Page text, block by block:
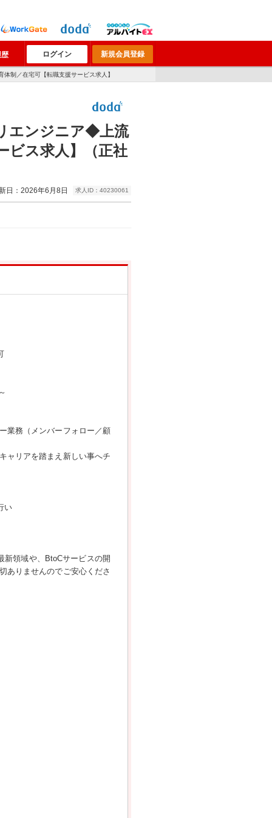
歴 ログイン 新規会員登録
制／在宅可【転職支援サービス求人】
エンジニア◆上流
ビス求人】（正社
日：2026年6月8日 求人ID：40230061
業務（メンバーフォロー／顧
ャリアを踏まえ新しい事へチ
い
新領域や、BtoCサービスの開
ありませんのでご安心くださ